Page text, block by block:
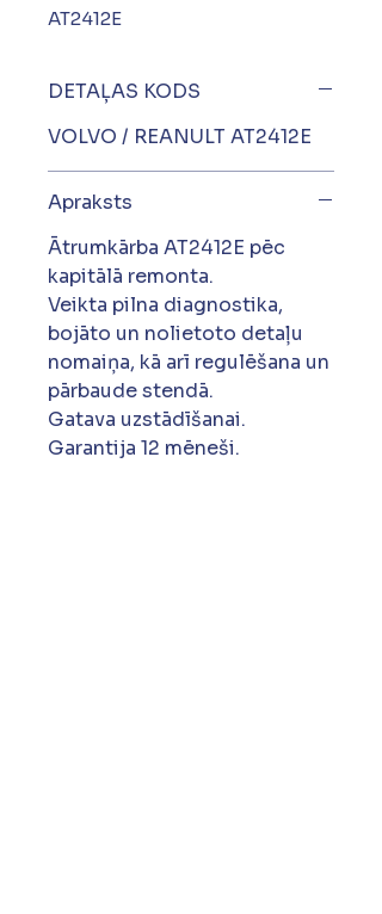
AT2412E
DETAĻAS KODS
VOLVO / REANULT AT2412E
Apraksts
Ātrumkārba AT2412E pēc
kapitālā remonta.
Veikta pilna diagnostika,
bojāto un nolietoto detaļu
nomaiņa, kā arī regulēšana un
pārbaude stendā.
Gatava uzstādīšanai.
Garantija 12 mēneši.